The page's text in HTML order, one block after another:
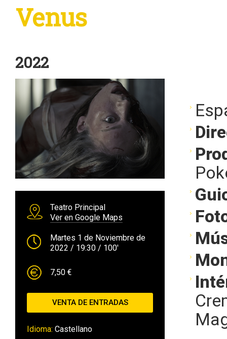
Venus
2022
Teatro Principal
Ver en Google Maps
Martes 1 de Noviembre de
2022 / 19:30 / 100'
7,50 €
VENTA DE ENTRADAS
Idioma: Castellano